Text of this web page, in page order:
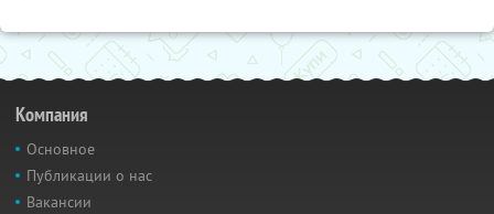
Компания
Основное
Публикации о нас
Вакансии